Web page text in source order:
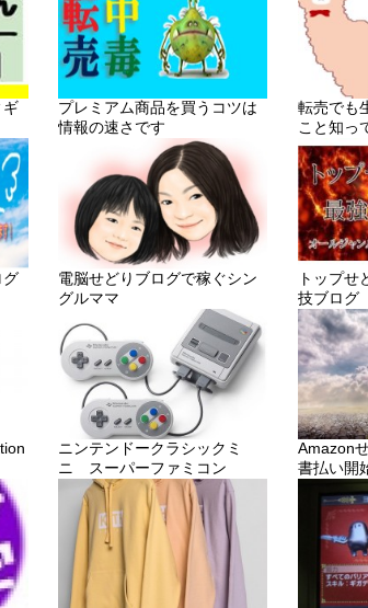
ギ
プレミアム商品を買うコツは
情報の速さです
転売でも
こと知っ
グ
電脳せどりブログで稼ぐシン
グルママ
トップせ
技ブログ
ニンテンドークラシックミ
ニ スーパーファミコン
Amazon
書払い開